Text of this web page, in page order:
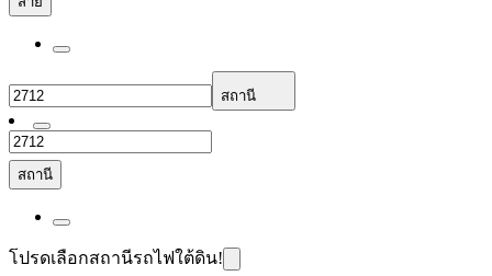
สถานี
สถานี
โปรดเลือกสถานีรถไฟใต้ดิน!